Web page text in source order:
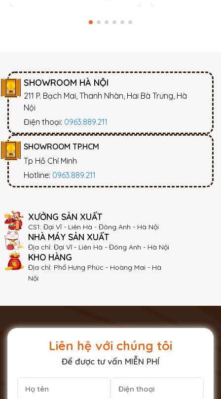
SHOWROOM HÀ NỘI
211 P. Bạch Mai, Thanh Nhàn, Hai Bà Trưng, Hà
Nội
Điện thoại: 0963.889.211
SHOWROOM TP.HCM
Tp Hồ Chí Minh
Hotline: 0963.889.211
XƯỞNG SẢN XUẤT
CS1: Đại Vĩ - Liên Hà - Đông Anh - Hà Nội
NHÀ MÁY SẢN XUẤT
Địa chỉ: Đại Vĩ - Liên Hà - Đông Anh - Hà Nội
KHO HÀNG
Địa chỉ: Phố Hưng Phúc - Hoàng Mai - Hà
Nội
Liên hệ với chúng tôi
Để được tư vấn MIỄN PHÍ